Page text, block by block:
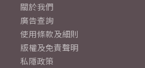
關於我們
廣告查詢
使用條款及細則
版權及免責聲明
私隱政策